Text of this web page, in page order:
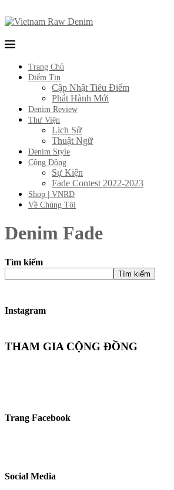
Trang Chủ
Điểm Tin
Cập Nhật Tiêu Điểm
Phát Hành Mới
Denim Review
Thư Viện
Lịch Sử
Thuật Ngữ
Denim Style
Cộng Đồng
Sự Kiện
Fade Contest 2022-2023
Shop | VNRD
Về Chúng Tôi
Denim Fade
Tìm kiếm
Tìm kiếm
Instagram
THAM GIA CỘNG ĐỒNG
Trang Facebook
Social Media